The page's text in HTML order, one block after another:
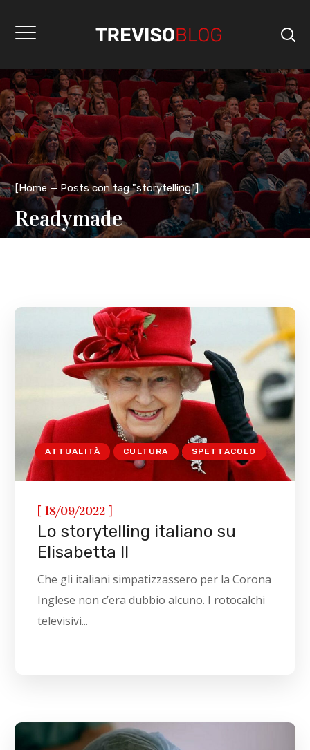
[Home Posts con tag "storytelling"]
Readymade
ATTUALITÀ CULTURA SPETTACOLO
[18/09/2022 ]
Lo storytelling italiano su
Elisabetta II
Che gli italiani simpatizzassero per la Corona
Inglese non c’era dubbio alcuno. I rotocalchi
televisivi...